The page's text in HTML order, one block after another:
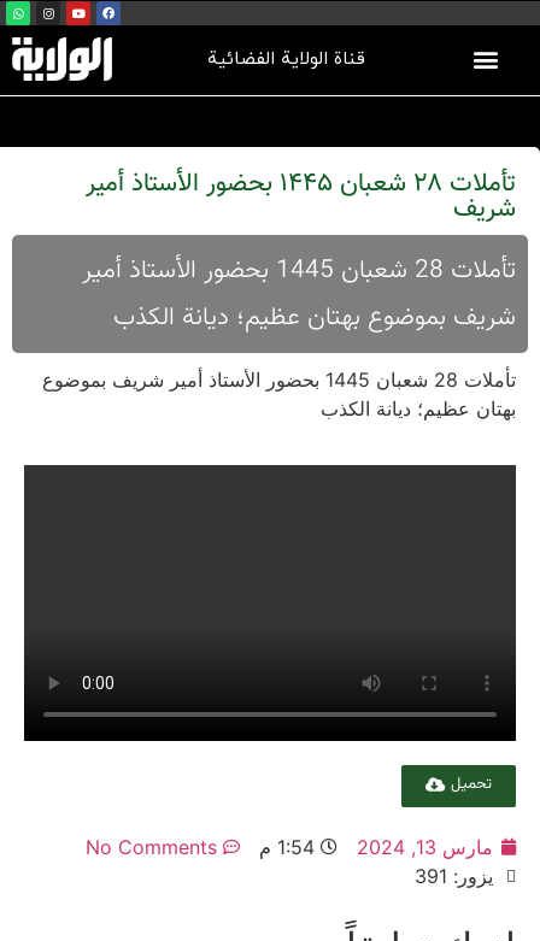
قناة الولاية الفضائية
تأملات 28 شعبان 1445 بحضور الأستاذ أمير
شريف
تأملات 28 شعبان 1445 بحضور الأستاذ أمير
شريف بموضوع بهتان عظيم؛ ديانة الكذب
تأملات 28 شعبان 1445 بحضور الأستاذ أمير شريف بموضوع
بهتان عظيم؛ ديانة الكذب
تحميل
مارس 13, 2024 1:54 م
No Comments
يزور: 391